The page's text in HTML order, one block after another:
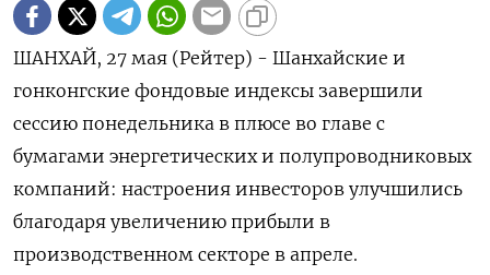
ШАНХАЙ, 27 мая (Рейтер) - Шанхайские и
гонконгские фондовые индексы завершили
сессию понедельника в плюсе во главе с
бумагами энергетических и полупроводниковых
компаний: настроения инвесторов улучшились
благодаря увеличению прибыли в
производственном секторе в апреле.